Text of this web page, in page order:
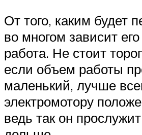
От того, каким будет
во многом зависит
работа. Не стоит
если объем работы
маленький, лучше
электромотору
ведь так он